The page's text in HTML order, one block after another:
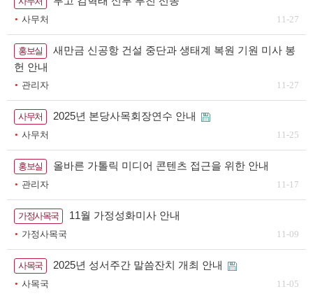
사무처 11-27
홍보실
새만금 신공항 건설 중단과 생태계 복원 기원 미사 봉
헌 안내
관리자 11-27
사무처 2025년 본당사목회장연수 안내
사무처 11-25
홍보실 올바른 가톨릭 미디어 콘텐츠 접근을 위한 안내
관리자 11-17
가정사목국 11월 가정성화미사 안내
가정사목국 11-09
사목국 2025년 성서주간 말씀잔치 개최 안내
사목국 11-05